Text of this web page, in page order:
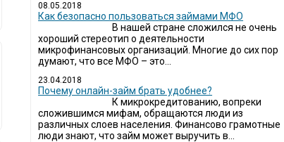
08.05.2018
Как безопасно пользоваться займами МФО
В нашей стране сложился не очень
хороший стереотип о деятельности
микрофинансовых организаций. Многие до сих пор
думают, что все МФО – это...
23.04.2018
Почему онлайн-займ брать удобнее?
К микрокредитованию, вопреки
сложившимся мифам, обращаются люди из
различных слоев населения. Финансово грамотные
люди знают, что займ может выручить в...